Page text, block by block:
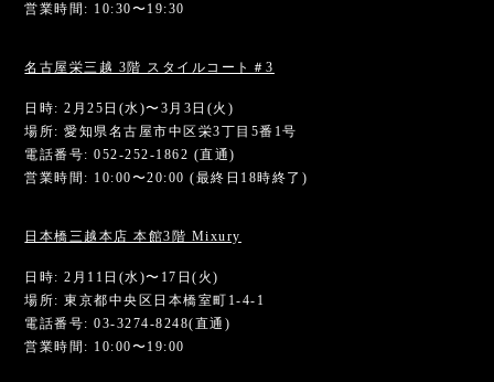
営業時間: 10:30〜19:30
名古屋栄三越 3階 スタイルコート＃3
日時: 2月25日(水)〜3月3日(火)
場所: 愛知県名古屋市中区栄3丁目5番1号
電話番号: 052-252-1862 (直通)
営業時間: 10:00〜20:00 (最終日18時終了)
日本橋三越本店 本館3階 Mixury
日時: 2月11日(水)〜17日(火)
場所: 東京都中央区日本橋室町1-4-1
電話番号: 03-3274-8248(直通)
営業時間: 10:00〜19:00